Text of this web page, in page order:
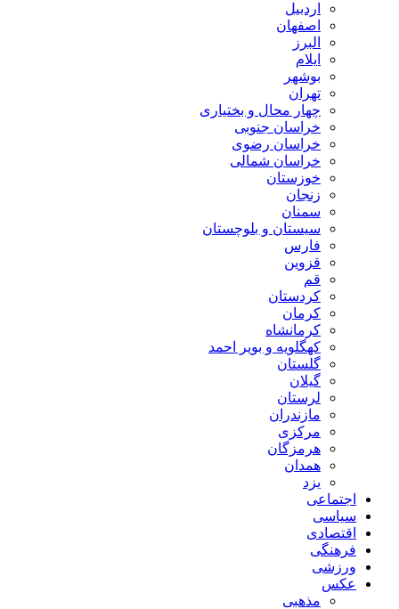
اردبیل
اصفهان
البرز
ایلام
بوشهر
تهران
چهار محال و بختیاری
خراسان جنوبی
خراسان رضوی
خراسان شمالی
خوزستان
زنجان
سمنان
سیستان و بلوچستان
فارس
قزوین
قم
کردستان
کرمان
کرمانشاه
کهگلویه و بویر احمد
گلستان
گیلان
لرستان
مازندران
مرکزی
هرمزگان
همدان
یزد
اجتماعی
سیاسی
اقتصادی
فرهنگی
ورزشی
عکس
مذهبی